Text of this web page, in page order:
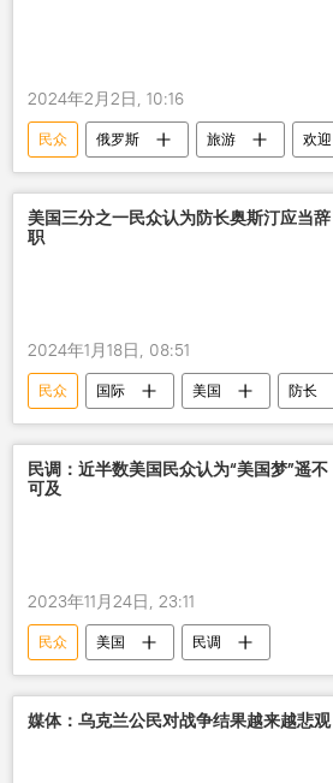
2024年2月2日, 10:16
民众 俄罗斯 旅游 欢迎
美国三分之一民众认为防长奥斯汀应当辞
职
2024年1月18日, 08:51
民众 国际 美国
防长
辞职
民调：近半数美国民众认为“美国梦”遥不
可及
2023年11月24日, 23:11
民众 美国 民调
媒体：乌克兰公民对战争结果越来越悲观